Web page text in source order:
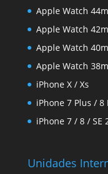
Apple Watch
Apple Watch
Apple Watch
Apple Watch
iPhone X / Xs
iPhone 7 Plus / 8
iPhone 7 / 8 / SE
Unidades